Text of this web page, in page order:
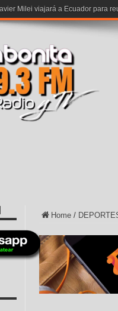
oficializa convocatoria
Home /